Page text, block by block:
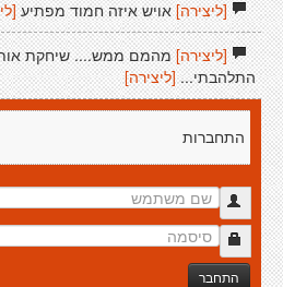
[ליצירה]אויש איזה חמוד מפתיע
[ליצירה]מהמם ממש.... שיחקת
התלהבתי... [ליצירה]
התחברות
התחבר